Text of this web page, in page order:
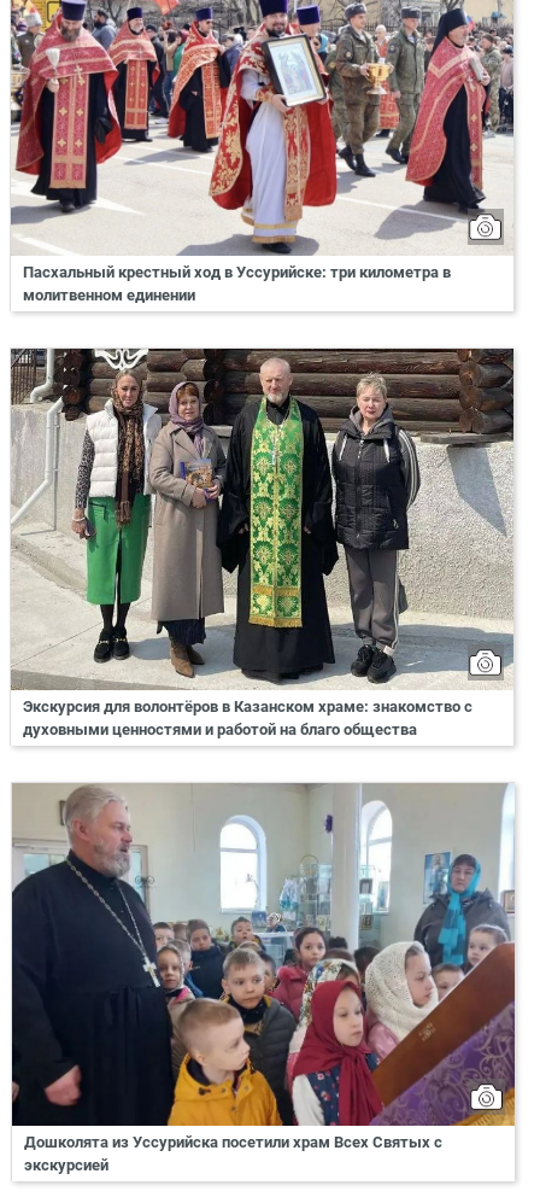
Пасхальный крестный ход в Уссурийске: три километра в
молитвенном единении
Экскурсия для волонтёров в Казанском храме: знакомство с
духовными ценностями и работой на благо общества
Дошколята из Уссурийска посетили храм Всех Святых с
экскурсией